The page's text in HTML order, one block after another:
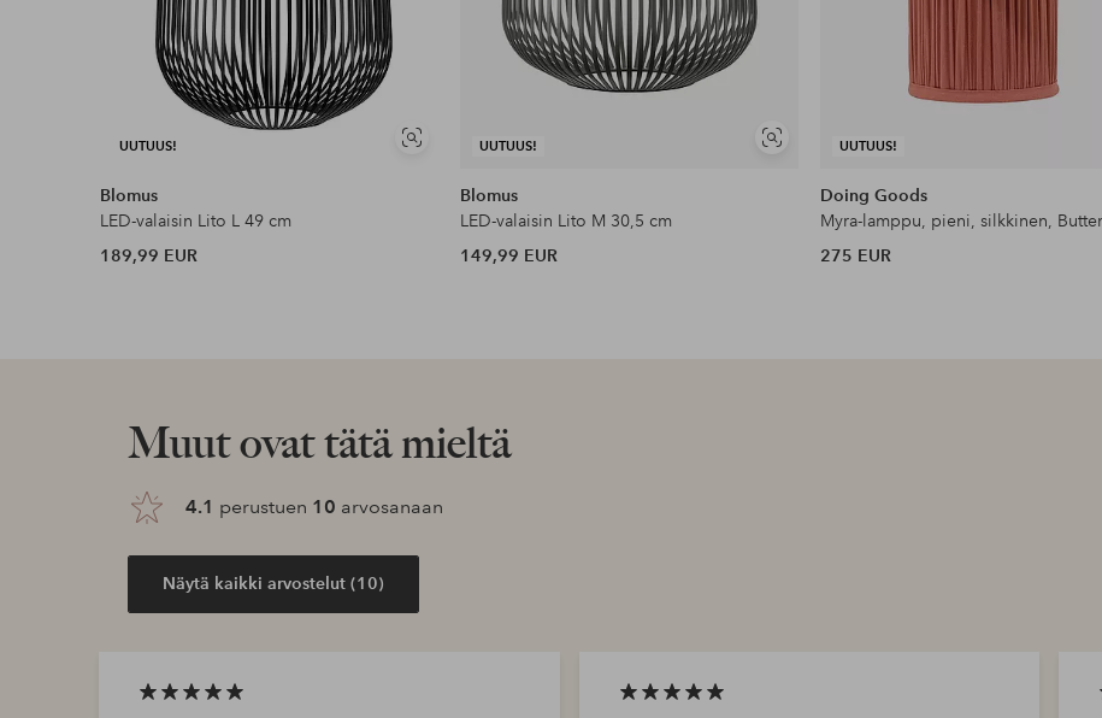
UUTUUS!
Näytä
Blomus
LED-valaisin Lito L 49 cm
189,99 EUR
UUTUUS!
Näytä
Blomus
LED-valaisin Lito M 30,5 cm
149,99 EUR
UUTUUS!
Doing Goods
275 EUR
Muut ovat tätä mieltä
4.1 perustuen 10 arvosanaan
Näytä kaikki arvostelut (10)